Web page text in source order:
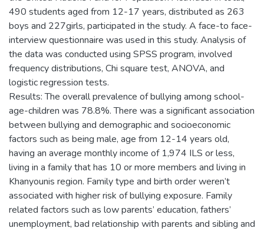
490 students aged from 12-17 years, distributed as 263
boys and 227girls, participated in the study. A face-to face-
interview questionnaire was used in this study. Analysis of
the data was conducted using SPSS program, involved
frequency distributions, Chi square test, ANOVA, and
logistic regression tests.
Results: The overall prevalence of bullying among school-
age-children was 78.8%. There was a significant association
between bullying and demographic and socioeconomic
factors such as being male, age from 12-14 years old,
having an average monthly income of 1,974 ILS or less,
living in a family that has 10 or more members and living in
Khanyounis region. Family type and birth order weren’t
associated with higher risk of bullying exposure. Family
related factors such as low parents’ education, fathers’
unemployment, bad relationship with parents and sibling and